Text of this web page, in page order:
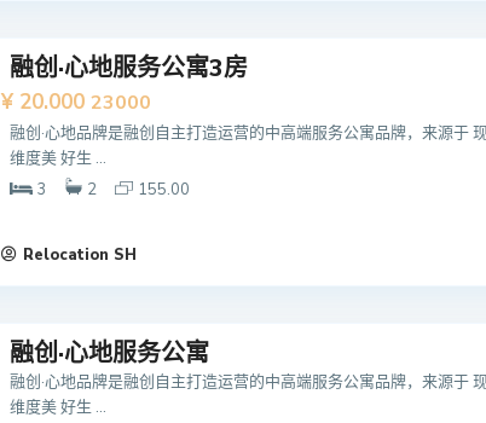
融创·心地服务公寓3房
¥ 20.000 23000
融创·心地品牌是融创自主打造运营的中高端服务公寓品牌，来源于
维度美 好生 ...
3
2 155.00
Relocation SH
融创·心地服务公寓
融创·心地品牌是融创自主打造运营的中高端服务公寓品牌，来源于
维度美 好生 ...